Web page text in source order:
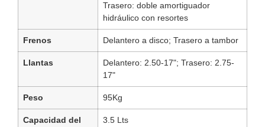
Trasero: doble amortiguador
hidráulico con resortes
Frenos Delantero a disco; Trasero a tambor
Llantas
Delantero: 2.50-17"; Trasero: 2.75-
17"
Peso 95Kg
Capacidad del
3.5 Lts